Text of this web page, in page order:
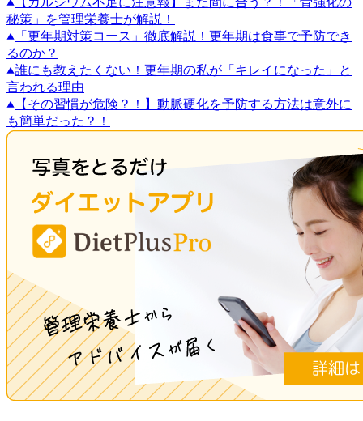
秘策」を管理栄養士が解説！
「更年期対策コース」徹底解説！更年期は食事で予防でき
るのか？
誰にも教えたくない！更年期の私が「キレイになった」と
言われる理由
【その習慣が危険？！】動脈硬化を予防する方法は意外に
も簡単だった？！